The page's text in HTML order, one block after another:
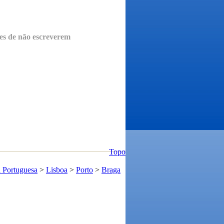
de não escreverem
Topo
> Lisboa > Porto > Braga